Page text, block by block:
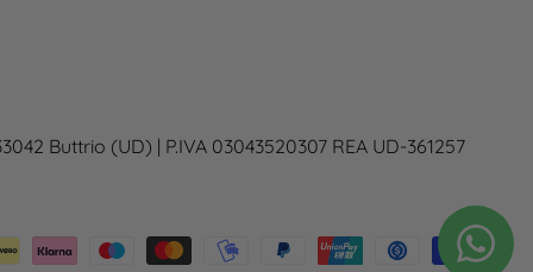
Buttrio (UD) | P.IVA 03043520307 REA UD-361257